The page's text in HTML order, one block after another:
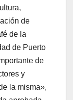
de
de la
de Puerto
de
y
la misma»,